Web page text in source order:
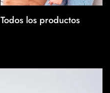
Todos los productos